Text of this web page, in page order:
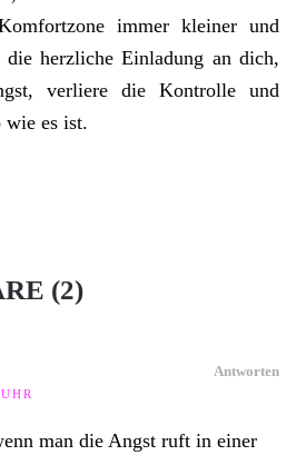
immer kleiner und
herzliche Einladung an dich,
verliere die Kontrolle und
wie es ist.
(2)
Antworten
man die Angst ruft in einer